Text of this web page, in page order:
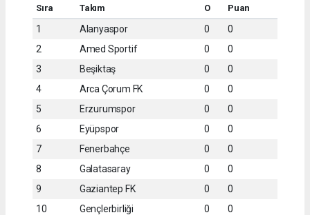
Sıra Takım O Puan
1 Alanyaspor 0
0
2
Amed Sportif 0
0
3
Beşiktaş 0
0
4
Arca Çorum FK 0
0
5
Erzurumspor 0
0
6
Eyüpspor 0
0
7
Fenerbahçe 0
0
8
Galatasaray 0
0
9
Gaziantep FK 0
0
10
Gençlerbirliği 0
0